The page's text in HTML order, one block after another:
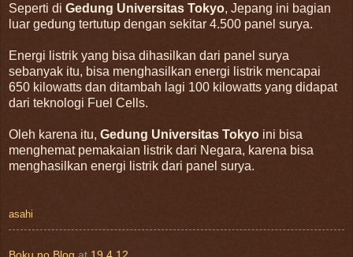
Seperti di Gedung Universitas Tokyo, Jepang ini bagian
luar gedung tertutup dengan sekitar 4.500 panel surya.
Energi listrik yang bisa dihasilkan dari panel surya
sebanyak itu, bisa menghasilkan energi listrik mencapai
650 kilowatts dan ditambah lagi 100 kilowatts yang didapat
dari teknologi Fuel Cells.
Oleh karena itu, Gedung Universitas Tokyo ini bisa
menghemat pemakaian listrik dari Negara, karena bisa
menghasilkan energi listrik dari panel surya.
asahi